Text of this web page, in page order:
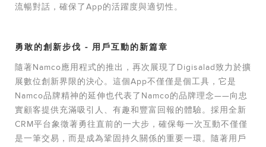
流暢對話，確保了App的活躍度與適切性。
勇敢的創新步伐 - 用戶互動的新篇章
隨著Namco應用程式的推出，再次展現了Digisalad致力於擴
展數位創新界限的決心。這個App不僅僅是個工具，它是
Namco品牌精神的延伸也代表了Namco的品牌理念——向忠
實顧客提供充滿吸引人、有趣和豐富回報的體驗。採用全新
CRM平台象徵著勇往直前的一大步，確保每一次互動不僅僅
是一筆交易，而是成為鞏固持久關係的重要一環。隨著用戶